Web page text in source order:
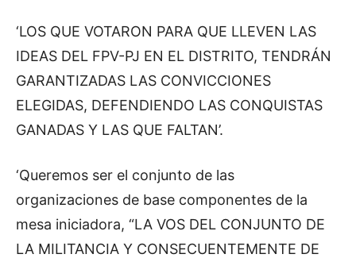
‘LOS QUE VOTARON PARA QUE LLEVEN LAS
IDEAS DEL FPV-PJ EN EL DISTRITO, TENDRÁN
GARANTIZADAS LAS CONVICCIONES
ELEGIDAS, DEFENDIENDO LAS CONQUISTAS
GANADAS Y LAS QUE FALTAN’.
‘Queremos ser el conjunto de las
organizaciones de base componentes de la
mesa iniciadora, “LA VOS DEL CONJUNTO DE
LA MILITANCIA Y CONSECUENTEMENTE DE